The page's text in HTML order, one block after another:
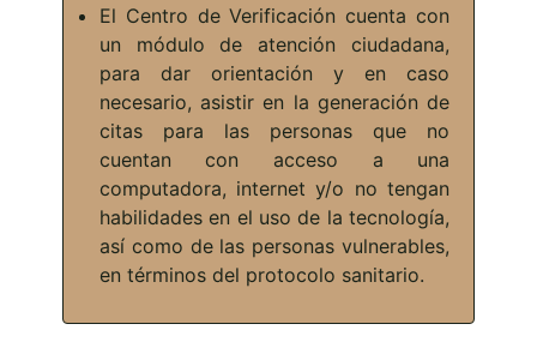
El Centro de Verificación cuenta con
un módulo de atención ciudadana,
para dar orientación y en caso
necesario, asistir en la generación de
citas para las personas que no
cuentan con acceso a una
computadora, internet y/o no tengan
habilidades en el uso de la tecnología,
así como de las personas vulnerables,
en términos del protocolo sanitario.